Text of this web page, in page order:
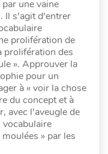
une vaine
Il s'agit d'entrer
prolifération de
prolifération des
». Approuver la
pour un
à « voir la chose
du concept et à
avec l'aveugle de
vocabulaire
» par les